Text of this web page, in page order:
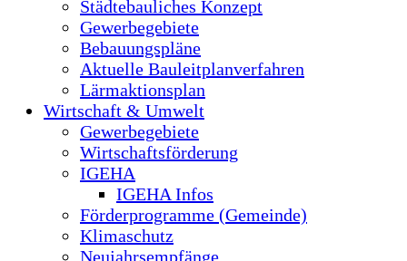
Städtebauliches Konzept
Gewerbegebiete
Bebauungspläne
Aktuelle Bauleitplanverfahren
Lärmaktionsplan
Wirtschaft & Umwelt
Gewerbegebiete
Wirtschaftsförderung
IGEHA
IGEHA Infos
Förderprogramme (Gemeinde)
Klimaschutz
Neujahrsempfänge